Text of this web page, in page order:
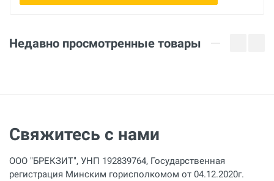
Недавно просмотренные товары
Свяжитесь с нами
ООО "БРЕКЗИТ", УНП 192839764, Государственная
регистрация Минским горисполкомом от 04.12.2020г.